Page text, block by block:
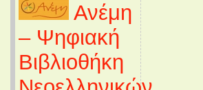
Ανέμη
– Ψηφιακή
Βιβλιοθήκη